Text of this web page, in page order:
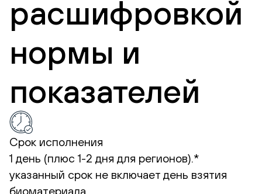
расшифровкой
нормы и
показателей
Срок исполнения
1 день (плюс 1-2 дня для регионов).*
указанный срок не включает день взятия
биоматериала